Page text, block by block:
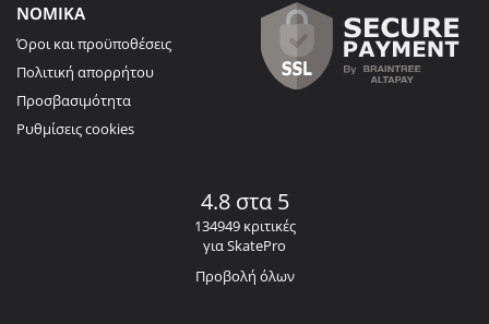
ΝΟΜΙΚΑ
Όροι και προϋποθέσεις
Πολιτική απορρήτου
Προσβασιμότητα
Ρυθμίσεις cookies
4.8 στα 5
134949 κριτικές
για SkatePro
Προβολή όλων